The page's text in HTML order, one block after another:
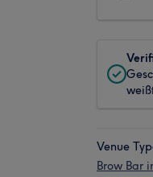
Venue
Brow Bar